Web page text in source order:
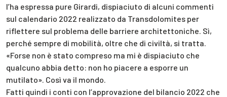
l’ha espressa pure Girardi, dispiaciuto di alcuni commenti
sul calendario 2022 realizzato da Transdolomites per
riflettere sul problema delle barriere architettoniche. Sì,
perché sempre di mobilità, oltre che di civiltà, si tratta.
«Forse non è stato compreso ma mi è dispiaciuto che
qualcuno abbia detto: non ho piacere a esporre un
mutilato». Così va il mondo.
Fatti quindi i conti con l’approvazione del bilancio 2022 che